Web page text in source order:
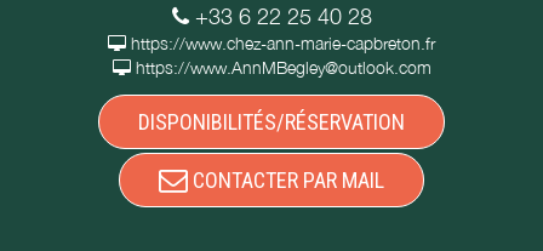
+33 6 22 25 40 28
https://www.chez-ann-marie-capbreton.fr
https://www.AnnMBegley@outlook.com
DISPONIBILITÉS/RÉSERVATION
CONTACTER PAR MAIL